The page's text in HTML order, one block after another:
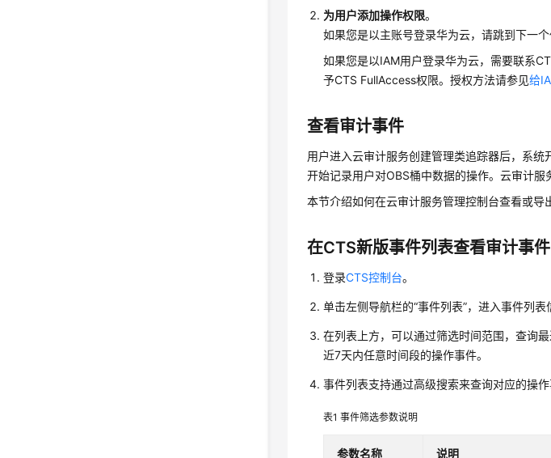
为用户添加操作权限。
如果您是以主账号登录华为云，请跳到下一个
如果您是以IAM用户登录华为云，需要联系
予CTS FullAccess权限。授权方法请参见给
查看审计事件
用户进入云审计服务创建管理类追踪器后，系
开始记录用户对OBS桶中数据的操作。云审计服
本节介绍如何在云审计服务管理控制台查看或导
在CTS新版事件列表查看审计事件
登录CTS控制台。
单击左侧导航栏的“事件列表”，进入事件列表
在列表上方，可以通过筛选时间范围，查询
近7天内任意时间段的操作事件。
事件列表支持通过高级搜索来查询对应的操
表1事件筛选参数说明
参数名称 说明